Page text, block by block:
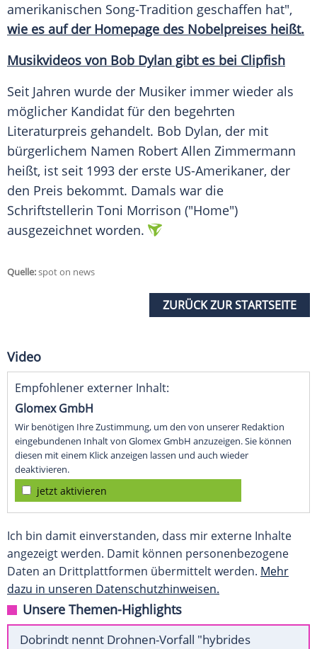
amerikanischen Song-Tradition geschaffen hat",
wie es auf der Homepage des Nobelpreises heißt.
Musikvideos von Bob Dylan gibt es bei Clipfish
Seit Jahren wurde der Musiker immer wieder als
möglicher Kandidat für den begehrten
Literaturpreis gehandelt. Bob Dylan, der mit
bürgerlichem Namen Robert Allen Zimmermann
heißt, ist seit 1993 der erste US-Amerikaner, der
den Preis bekommt. Damals war die
Schriftstellerin Toni Morrison ("Home")
ausgezeichnet worden.
Quelle:spot on news
ZURÜCK ZUR STARTSEITE
Video
Empfohlener externer Inhalt:
Glomex GmbH
Wir benötigen Ihre Zustimmung, um den von unserer Redaktion
eingebundenen Inhalt von Glomex GmbH anzuzeigen. Sie können
diesen mit einem Klick anzeigen lassen und auch wieder
deaktivieren.
jetzt aktivieren
Ich bin damit einverstanden, dass mir externe Inhalte
angezeigt werden. Damit können personenbezogene
Daten an Drittplattformen übermittelt werden. Mehr
dazu in unseren Datenschutzhinweisen.
Unsere Themen-Highlights
Dobrindt nennt Drohnen-Vorfall "hybrides